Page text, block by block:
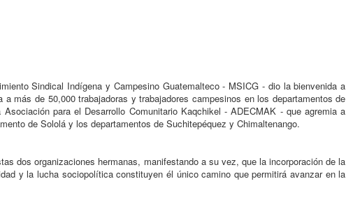
Sindical Indígena y Campesino Guatemalteco - MSICG - dio la bienvenida a
más de 50,000 trabajadoras y trabajadores campesinos en los departamentos de
para el Desarrollo Comunitario Kaqchikel - ADECMAK - que agremia a
de Sololá y los departamentos de Suchitepéquez y Chimaltenango.
dos organizaciones hermanas, manifestando a su vez, que la incorporación de la
y la lucha sociopolítica constituyen él único camino que permitirá avanzar en la